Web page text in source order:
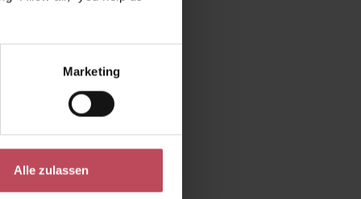
Marketing
Alle zulassen
dafür,
Wahl
Die
und